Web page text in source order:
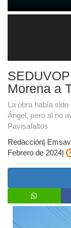
Morena a
La obra había
Ángel, pero al no
Pavisafaltos
Redacción|
Febrero de 2024|